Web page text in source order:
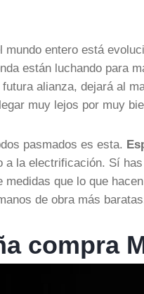
entero está
están luchando para
alianza, dejará al
muy lejos por muy
pasmados es esta.
a la electrificación. Sí
medidas que lo que
de obra más
compra